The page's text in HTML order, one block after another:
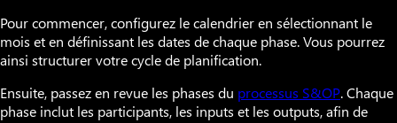
Pour commencer, configurez le calendrier en sélectionnant le
mois et en définissant les dates de chaque phase. Vous pourrez
ainsi structurer votre cycle de planification.
Ensuite, passez en revue les phases du processus S&OP. Chaque
phase inclut les participants, les inputs et les outputs, afin de